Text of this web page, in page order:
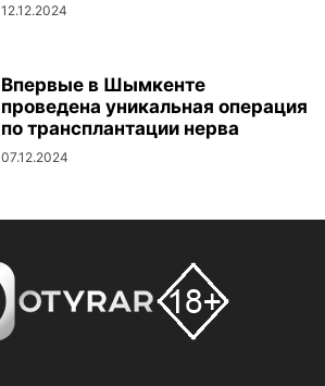
12.12.2024
Впервые в Шымкенте
проведена уникальная операция
по трансплантации нерва
07.12.2024